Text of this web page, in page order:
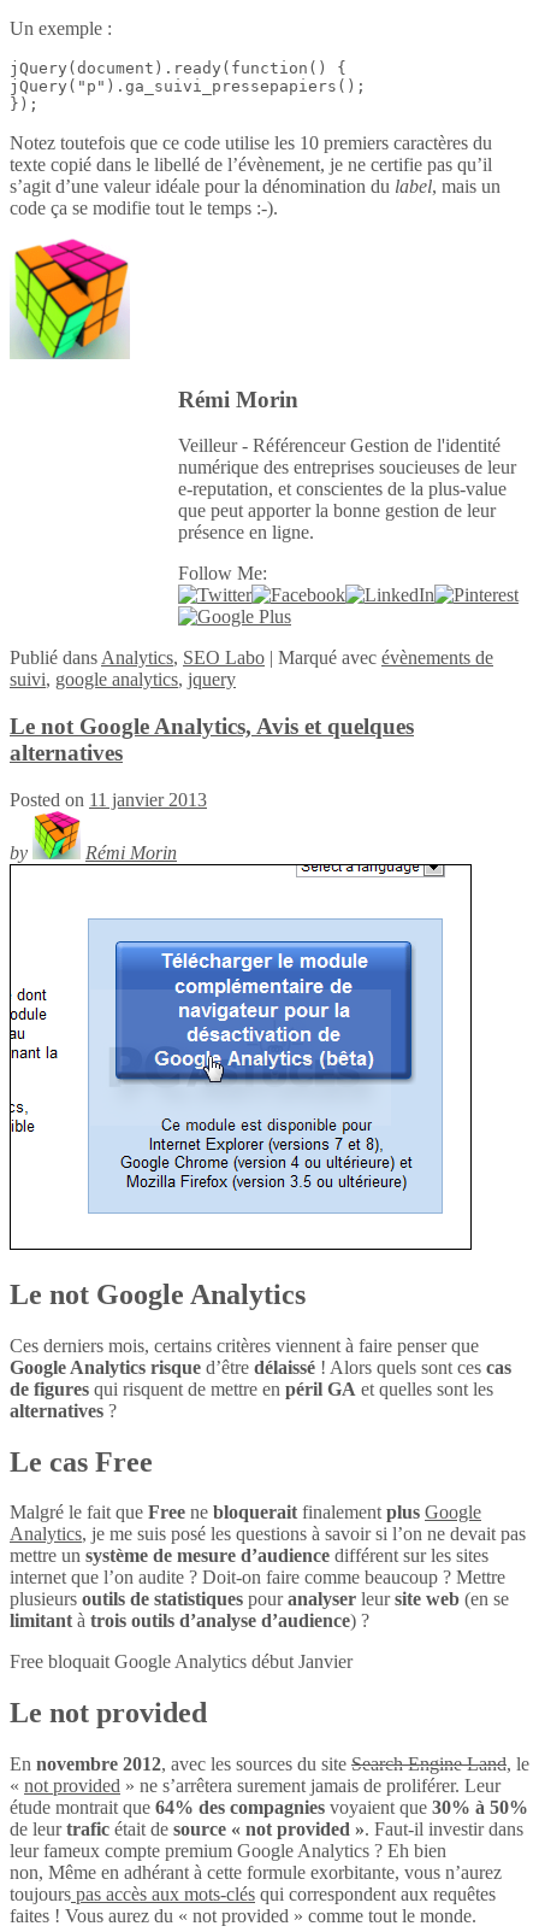
Un exemple :
jQuery(document).ready(function() {
jQuery("p").ga_suivi_pressepapiers();
});
Notez toutefois que ce code utilise les 10 premiers caractères du
texte copié dans le libellé de l’évènement, je ne certifie pas qu’il
s’agit d’une valeur idéale pour la dénomination du label, mais un
code ça se modifie tout le temps :-).
Rémi Morin
Veilleur - Référenceur Gestion de l'identité
numérique des entreprises soucieuses de leur
e-reputation, et conscientes de la plus-value
que peut apporter la bonne gestion de leur
présence en ligne.
Follow Me:
Publié dans Analytics, SEO Labo | Marqué avec évènements de
suivi, google analytics, jquery
Le not Google Analytics, Avis et quelques
alternatives
Posted on 11 janvier 2013
by Rémi Morin
Le not Google Analytics
Ces derniers mois, certains critères viennent à faire penser que
Google Analytics risque d’être délaissé ! Alors quels sont ces cas
de figures qui risquent de mettre en péril GA et quelles sont les
alternatives ?
Le cas Free
Malgré le fait que Free ne bloqueraitfinalementplus Google
Analytics, je me suis posé les questions à savoir si l’on ne devait pas
mettre un système de mesure d’audience différent sur les sites
internet que l’on audite ? Doit-on faire comme beaucoup ? Mettre
plusieurs outils de statistiques pouranalyser leursite web (en se
limitantà trois outils d’analyse d’audience) ?
Free bloquait Google Analytics début Janvier
Le not provided
En novembre 2012, avec les sources du site Search Engine Land, le
« not provided » ne s’arrêtera surement jamais de proliférer. Leur
étude montrait que 64% des compagnies voyaient que 30% à 50%
de leurtrafic était de source « not provided ». Faut-il investir dans
leur fameux compte premium Google Analytics ? Eh bien
non, Même en adhérant à cette formule exorbitante, vous n’aurez
toujours pas accès aux mots-clés qui correspondent aux requêtes
faites ! Vous aurez du « not provided » comme tout le monde.